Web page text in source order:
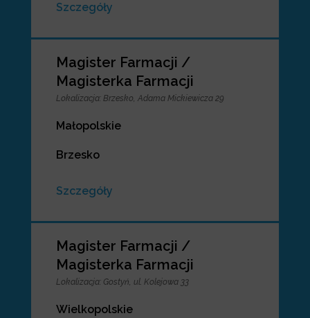
Szczegóły
Magister Farmacji /
Magisterka Farmacji
Lokalizacja: Brzesko, Adama Mickiewicza 29
Małopolskie
Brzesko
Szczegóły
Magister Farmacji /
Magisterka Farmacji
Lokalizacja: Gostyń, ul. Kolejowa 33
Wielkopolskie